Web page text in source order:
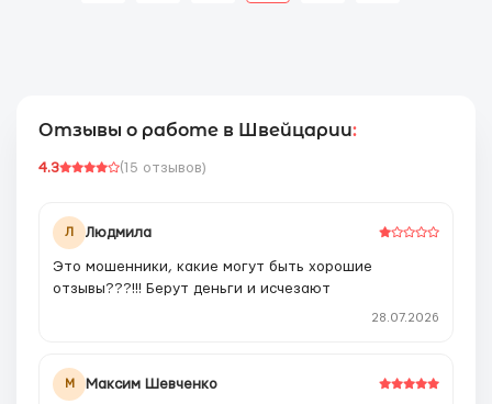
Отзывы о работе в Швейцарии:
4.3 (15 отзывов)
Л Людмила
Это мошенники, какие могут быть хорошие
отзывы???!!! Берут деньги и исчезают
28.07.2026
М Максим Шевченко